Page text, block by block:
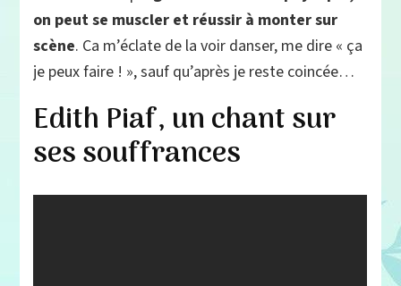
on peut se muscler et réussir à monter sur
scène. Ca m’éclate de la voir danser, me dire « ça
je peux faire ! », sauf qu’après je reste coincée…
Edith Piaf, un chant sur
ses souffrances